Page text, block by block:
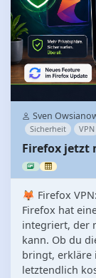
Sven
Sicherheit
VPN
Firefox jetzt
🦊 Firefox
Firefox hat
integriert, der
kann. Ob du
bringt, erkläre
letztendlich